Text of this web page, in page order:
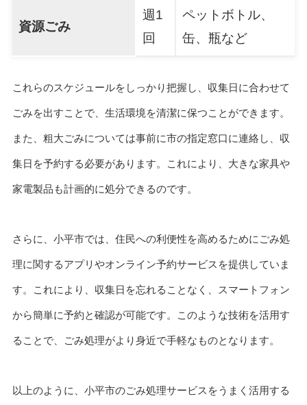
資源ごみ
週1
回
ペットボトル、
缶、瓶など
これらのスケジュールをしっかり把握し、収集日に合わせて
ごみを出すことで、生活環境を清潔に保つことができます。
また、粗大ごみについては事前に市の指定窓口に連絡し、収
集日を予約する必要があります。これにより、大きな家具や
家電製品も計画的に処分できるのです。
さらに、小平市では、住民への利便性を高めるためにごみ処
理に関するアプリやオンライン予約サービスを提供していま
す。これにより、収集日を忘れることなく、スマートフォン
から簡単に予約と確認が可能です。このような技術を活用す
ることで、ごみ処理がより身近で手軽なものとなります。
以上のように、小平市のごみ処理サービスをうまく活用する